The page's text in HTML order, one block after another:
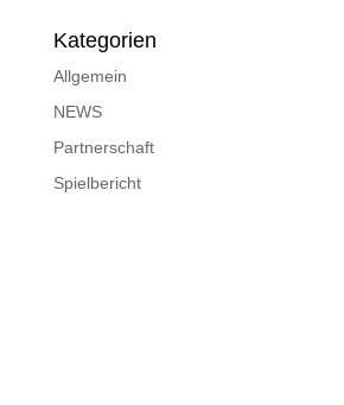
Kategorien
Allgemein
NEWS
Partnerschaft
Spielbericht